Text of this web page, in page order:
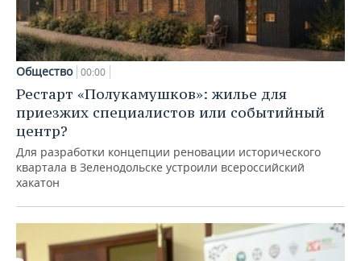
Общество 00:00
Рестарт «Полукамушков»: жилье для
приезжих специалистов или событийный
центр?
Для разработки концепции реновации исторического
квартала в Зеленодольске устроили всероссийский
хакатон